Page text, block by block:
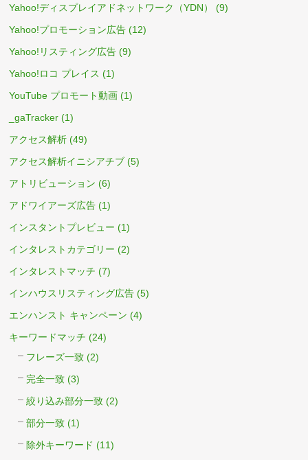
Yahoo!ディスプレイアドネットワーク（YDN）
(9)
Yahoo!プロモーション広告 (12)
Yahoo!リスティング広告 (9)
Yahoo!ロコ プレイス (1)
YouTube プロモート動画 (1)
_gaTracker (1)
アクセス解析 (49)
アクセス解析イニシアチブ (5)
アトリビューション (6)
アドワイアーズ広告 (1)
インスタントプレビュー (1)
インタレストカテゴリー (2)
インタレストマッチ (7)
インハウスリスティング広告 (5)
エンハンスト キャンペーン (4)
キーワードマッチ (24)
フレーズ一致 (2)
完全一致 (3)
絞り込み部分一致 (2)
部分一致 (1)
除外キーワード (11)